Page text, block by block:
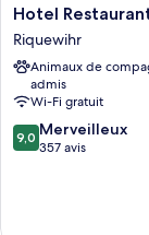
Hotel
Restaurant
Saint
Nicolas
Riquewihr
Hotel
Riquewihr
Animaux de
admis
Wi-Fi gratuit
9.0
sur
9,0 Merveilleux
357 avis